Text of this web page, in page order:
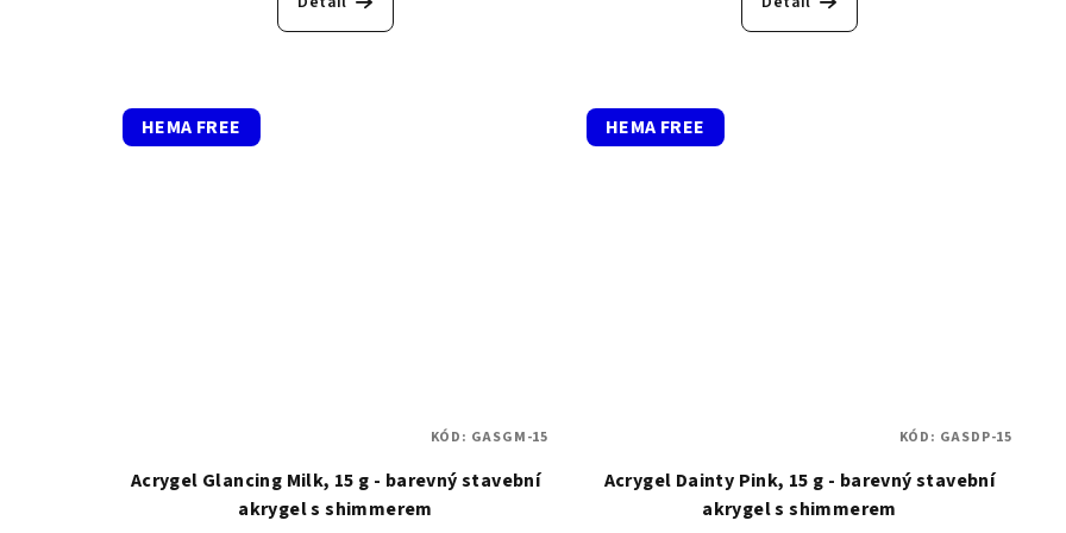
HEMA FREE
Acrygel Glancing Milk, 15 g - barevný stavební
akrygel s shimmerem
KÓD: GASGM-15
HEMA FREE
Acrygel Dainty Pink, 15 g - barevný stavební
akrygel s shimmerem
KÓD: GASDP-15